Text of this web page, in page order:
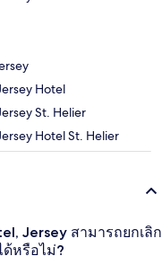
Hotel
St. Helier
Hotel St. Helier
Jersey สามารถยกเลิก
ด้หรือไม่?